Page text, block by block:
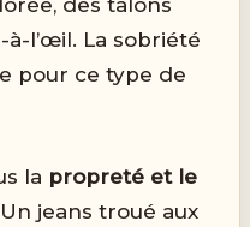
l’œil. La sobriété
pour ce type de
la propreté et le
jeans troué aux